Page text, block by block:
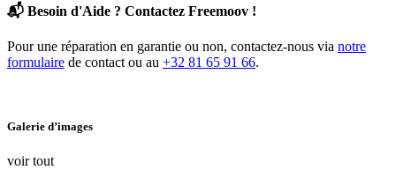
📬 Besoin d'Aide ? Contactez Freemoov !
Pour une réparation en garantie ou non, contactez-nous via notre
formulaire de contact ou au +32 81 65 91 66.
Galerie d’images
voir tout